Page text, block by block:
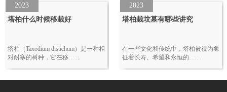
2023
塔柏什么时候移栽好
塔柏（Taxodium distichum）是一种相
对耐寒的树种，它在移…...
2023
塔柏栽坟墓有哪些讲究
在一些文化和传统中，塔柏被视为象
征着长寿、希望和永恒的…...